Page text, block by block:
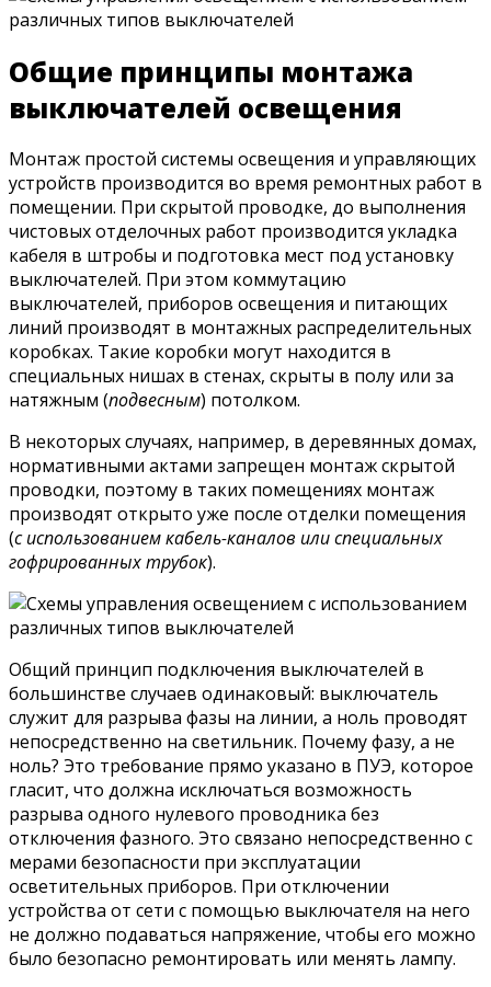
Общие принципы монтажа
выключателей освещения
Монтаж простой системы освещения и управляющих
устройств производится во время ремонтных работ в
помещении. При скрытой проводке, до выполнения
чистовых отделочных работ производится укладка
кабеля в штробы и подготовка мест под установку
выключателей. При этом коммутацию
выключателей, приборов освещения и питающих
линий производят в монтажных распределительных
коробках. Такие коробки могут находится в
специальных нишах в стенах, скрыты в полу или за
натяжным (подвесным) потолком.
В некоторых случаях, например, в деревянных домах,
нормативными актами запрещен монтаж скрытой
проводки, поэтому в таких помещениях монтаж
производят открыто уже после отделки помещения
(с использованием кабель-каналов или специальных
гофрированных трубок).
Общий принцип подключения выключателей в
большинстве случаев одинаковый: выключатель
служит для разрыва фазы на линии, а ноль проводят
непосредственно на светильник. Почему фазу, а не
ноль? Это требование прямо указано в ПУЭ, которое
гласит, что должна исключаться возможность
разрыва одного нулевого проводника без
отключения фазного. Это связано непосредственно с
мерами безопасности при эксплуатации
осветительных приборов. При отключении
устройства от сети с помощью выключателя на него
не должно подаваться напряжение, чтобы его можно
было безопасно ремонтировать или менять лампу.